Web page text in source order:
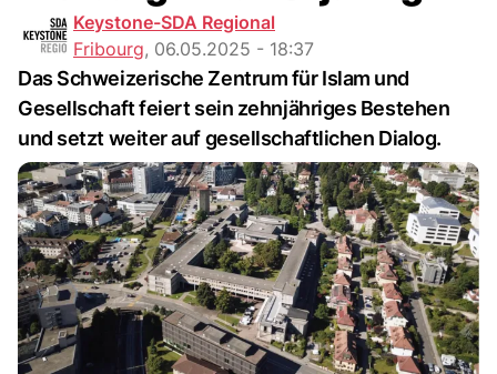
Keystone-SDA Regional
Fribourg, 06.05.2025 - 18:37
Das Schweizerische Zentrum für Islam und
Gesellschaft feiert sein zehnjähriges Bestehen
und setzt weiter auf gesellschaftlichen Dialog.